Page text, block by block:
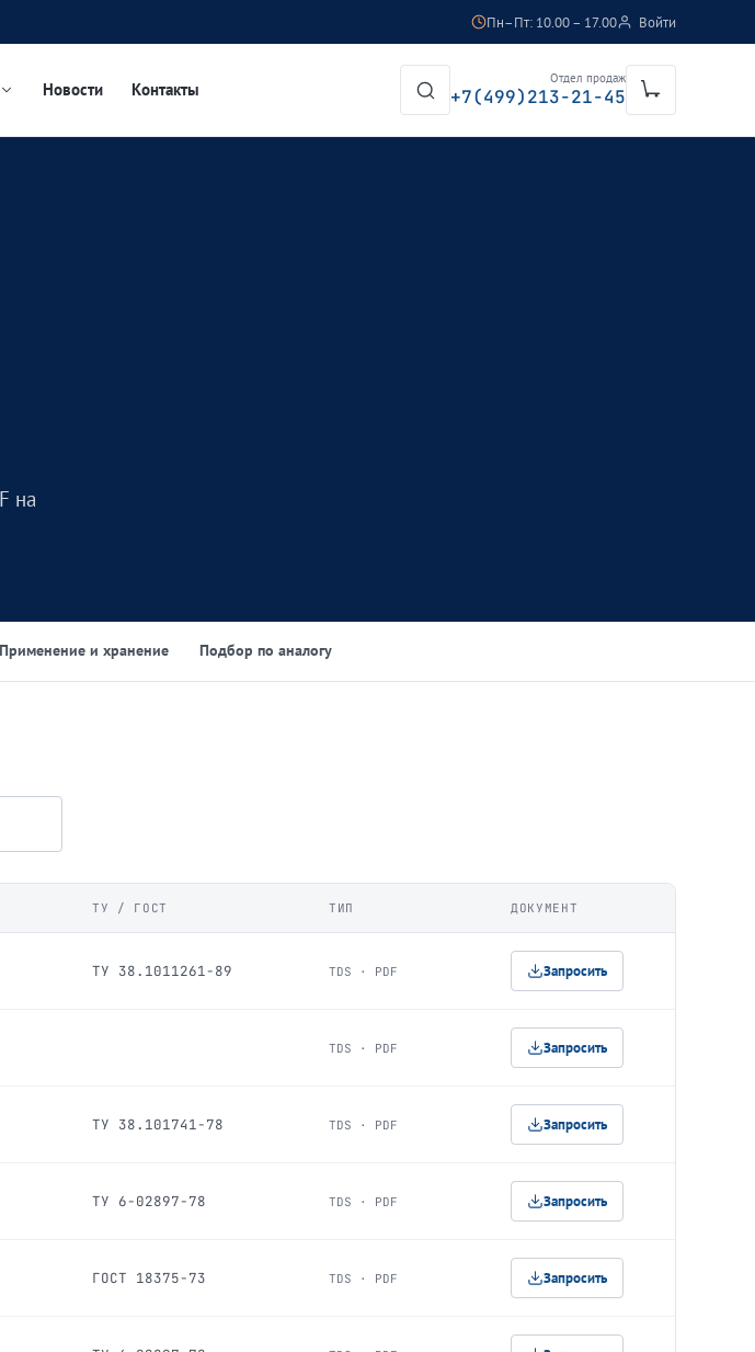
Пн–Пт: 10.00 – 17.00 Войти
Новости Контакты
Отдел продаж
+7(499)213-21-45
на
Применение и хранение Подбор по аналогу
ТУ / ГОСТ ТИП ДОКУМЕНТ
ТУ 38.1011261-89 TDS · PDF Запросить
TDS · PDF Запросить
ТУ 38.101741-78 TDS · PDF Запросить
ТУ 6-02897-78 TDS · PDF Запросить
ГОСТ 18375-73 TDS · PDF Запросить